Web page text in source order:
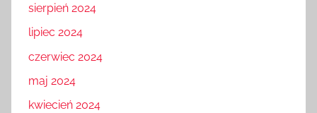
sierpień 2024
lipiec 2024
czerwiec 2024
maj 2024
kwiecień 2024